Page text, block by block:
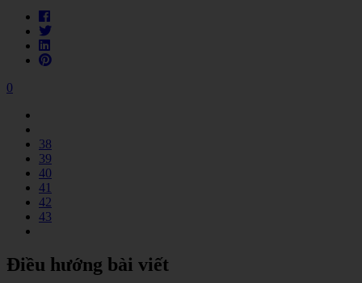
0
38
39
40
41
42
43
Điều hướng bài viết